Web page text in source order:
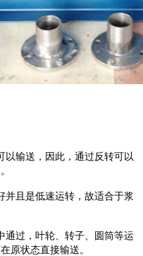
以输送，因此，通过反转可以
并且是低速运转，故适合于浆
通过，叶轮、转子、圆筒等运
原状态直接输送。